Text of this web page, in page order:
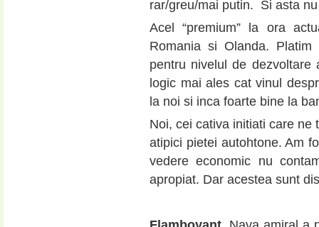
rar/greu/mai putin. Si asta
Acel “premium” la ora
Romania si Olanda.
pentru nivelul de
logic mai ales cat vinul
la noi si inca foarte bine la
Noi, cei cativa initiati care ne
atipici pietei autohtone. Am
vedere economic nu
apropiat. Dar acestea sunt